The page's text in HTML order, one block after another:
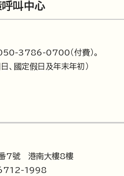
叫中心
050-3786-0700（付費）。
、國定假日及年末年初）
7號 港南大樓8樓
6712-1998